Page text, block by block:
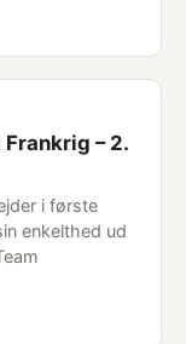
– 2.
i første
enkelthed ud